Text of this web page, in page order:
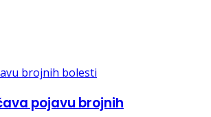
pojavu brojnih